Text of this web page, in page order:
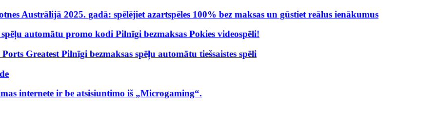
Austrālijā 2025. gadā: spēlējiet azartspēles 100% bez maksas un gūstiet reālus ienākumus
automātu promo kodi Pilnīgi bezmaksas Pokies videospēli!
Greatest Pilnīgi bezmaksas spēļu automātu tiešsaistes spēli
internete ir be atsisiuntimo iš „Microgaming“.